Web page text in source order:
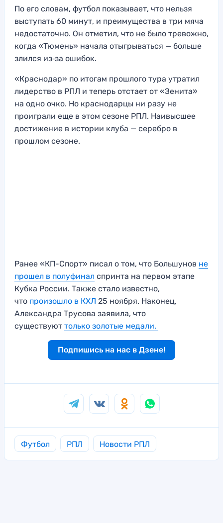
По его словам, футбол показывает, что нельзя
выступать 60 минут, и преимущества в три мяча
недостаточно. Он отметил, что не было тревожно,
когда «Тюмень» начала отыгрываться — больше
злился из‑за ошибок.
«Краснодар» по итогам прошлого тура утратил
лидерство в РПЛ и теперь отстает от «Зенита»
на одно очко. Но краснодарцы ни разу не
проиграли еще в этом сезоне РПЛ. Наивысшее
достижение в истории клуба — серебро в
прошлом сезоне.
Ранее «КП-Спорт» писал о том, что Большунов не
прошел в полуфинал спринта на первом этапе
Кубка России. Также стало известно,
что произошло в КХЛ 25 ноября. Наконец,
Александра Трусова заявила, что
существуют только золотые медали.
Подпишись на нас в Дзене!
Футбол РПЛ Новости РПЛ